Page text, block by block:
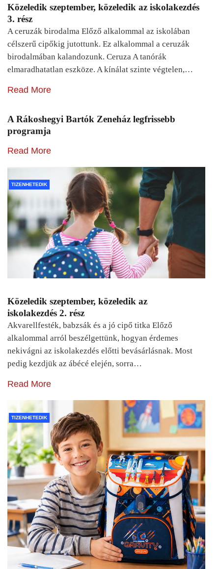
Közeledik szeptember, közeledik az iskolakezdés
3. rész
A ceruzák birodalma Előző alkalommal az iskolában
célszerű cipőkig jutottunk. Ez alkalommal a ceruzák
birodalmában kalandozunk. Ceruza A tanórák
elmaradhatatlan eszköze. A kínálat szinte végtelen,…
Read More
A Rákoshegyi Bartók Zeneház legfrissebb
programja
Read More
TIZENHETEDIK
Közeledik szeptember, közeledik az
iskolakezdés 2. rész
Akvarellfesték, babzsák és a jó cipő titka Előző
alkalommal arról beszélgettünk, hogyan érdemes
nekivágni az iskolakezdés előtti bevásárlásnak. Most
pedig kezdjük az ábécé elején, sorra…
Read More
TIZENHETEDIK